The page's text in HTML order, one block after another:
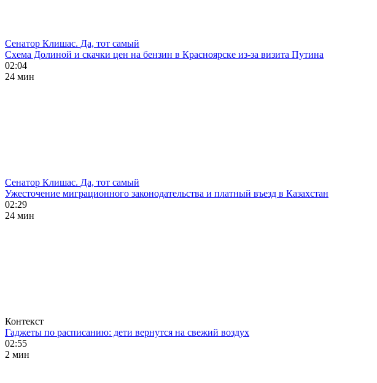
Сенатор Клишас. Да, тот самый
Схема Долиной и скачки цен на бензин в Красноярске из-за визита Путина
02:04
24 мин
Сенатор Клишас. Да, тот самый
Ужесточение миграционного законодательства и платный въезд в Казахстан
02:29
24 мин
Контекст
Гаджеты по расписанию: дети вернутся на свежий воздух
02:55
2 мин